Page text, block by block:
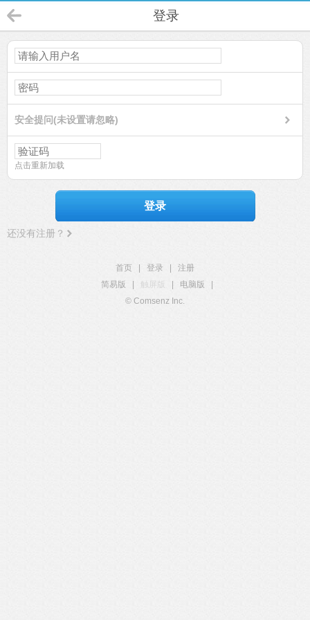
登录
安全提问(未设置请忽略)
点击重新加载
登录
还没有注册？
首页 登录
注册
简易版
触屏版 电脑版
© Comsenz Inc.